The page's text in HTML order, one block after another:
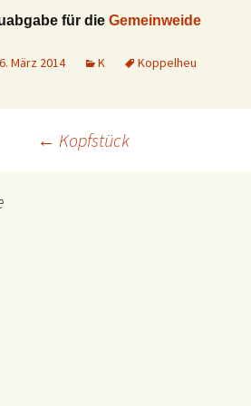
für die Gemeinweide
März 2014 K Koppelheu
← Kopfstück